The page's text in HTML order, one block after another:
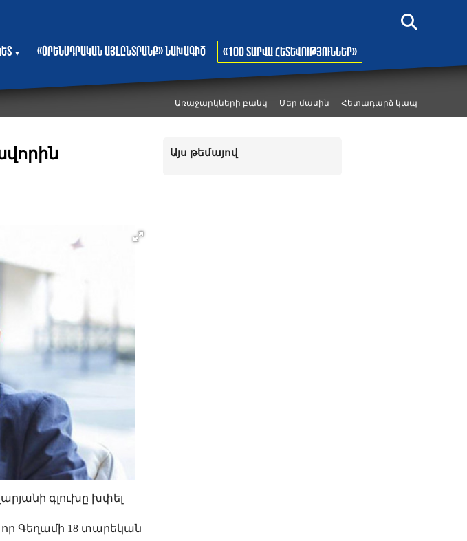
▼ «Օրենսդրական այլընտրանք» նախագիծ «100 տարվա հետևություններ»
Առաջարկների բանկ Մեր մասին Հետադարձ կապ
գլուխը խփել
որ Գեղամի 18 տարեկան
Այս թեմայով